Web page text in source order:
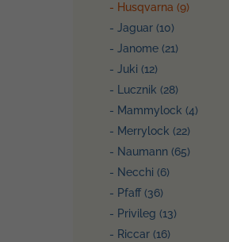
- Husqvarna (9)
- Jaguar (10)
- Janome (21)
- Juki (12)
- Lucznik (28)
- Mammylock (4)
- Merrylock (22)
- Naumann (65)
- Necchi (6)
- Pfaff (36)
- Privileg (13)
- Riccar (16)